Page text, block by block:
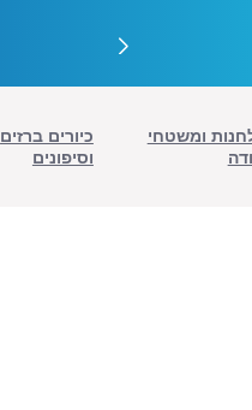
ומשטחי
כיורים ברזים
וסיפונים